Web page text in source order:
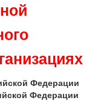
Федерации
Федерации